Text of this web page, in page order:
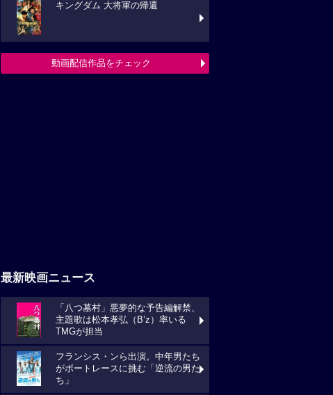
キングダム 大将軍の帰還
動画配信作品をチェック
最新映画ニュース
「八つ墓村」悪夢的な予告編解禁、
主題歌は松本孝弘（B’z）率いる
TMGが担当
フランシス・ンら出演。中年男たち
がボートレースに挑む「逆流の男た
ち」